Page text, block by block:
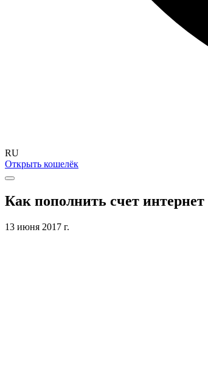
RU
Открыть кошелёк
Как пополнить счет
13 июня 2017 г.